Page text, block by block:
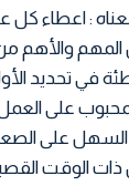
: اعطاء
المهم والأهم
في تحديد
على
السهل على
ذات الوقت